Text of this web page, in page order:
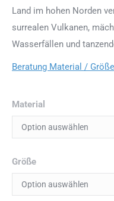
Land im hohen Norden
surrealen Vulkanen,
Wasserfällen und
Beratung Material / Größe
Material
Größe